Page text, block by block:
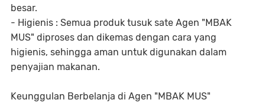
besar.
- Higienis : Semua produk tusuk sate Agen "MBAK
MUS" diproses dan dikemas dengan cara yang
higienis, sehingga aman untuk digunakan dalam
penyajian makanan.
Keunggulan Berbelanja di Agen "MBAK MUS"